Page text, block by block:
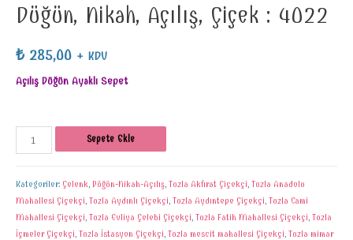
Düğün, Nikah, Açılış, Çiçek : 4022
₺285,00 + KDV
Açılış Düğün Ayaklı Sepet
Sepete Ekle
Kategoriler: Çelenk, Düğün-Nikah-Açılış, Tuzla Akfırat Çiçekçi, Tuzla Anadolu
Mahallesi Çiçekçi, Tuzla Aydınlı Çiçekçi, Tuzla Aydıntepe Çiçekçi, Tuzla Cami
Mahallesi Çiçekçi, Tuzla Evliya Çelebi Çiçekçi, Tuzla Fatih Mahallesi Çiçekçi, Tuzla
İçmeler Çiçekçi, Tuzla İstasyon Çiçekçi, Tuzla mescit mahallesi Çiçekçi, Tuzla mimar